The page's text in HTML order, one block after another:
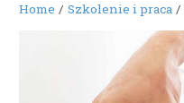
Home Szkolenie i praca